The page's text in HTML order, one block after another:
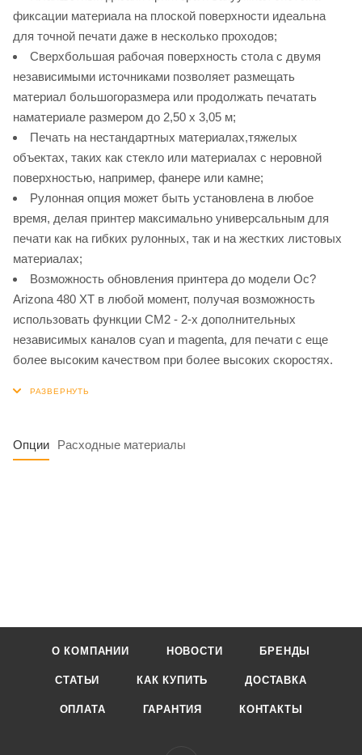
фиксации материала на плоской поверхности идеальна
для точной печати даже в несколько проходов;
Сверхбольшая рабочая поверхность стола с двумя
независимыми источниками позволяет размещать
материал большогоразмера или продолжать печатать
наматериале размером до 2,50 x 3,05 м;
Печать на нестандартных материалах,тяжелых
объектах, таких как стекло или материалах с неровной
поверхностью, например, фанере или камне;
Рулонная опция может быть установлена в любое
время, делая принтер максимально универсальным для
печати как на гибких рулонных, так и на жестких листовых
материалах;
Возможность обновления принтера до модели Oc?
Arizona 480 ХT в любой момент, получая возможность
использовать функции CM2 - 2-х дополнительных
независимых каналов cyan и magenta, для печати с еще
более высоким качеством при более высоких скоростях.
Опции Расходные материалы
О КОМПАНИИ НОВОСТИ БРЕНДЫ
СТАТЬИ КАК КУПИТЬ ДОСТАВКА
ОПЛАТА ГАРАНТИЯ КОНТАКТЫ